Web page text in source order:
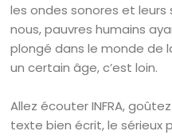
les ondes sonores et
nous, pauvres humains
plongé dans le monde de
un certain âge, c’est loin.
Allez écouter INFRA,
texte bien écrit, le sérieux